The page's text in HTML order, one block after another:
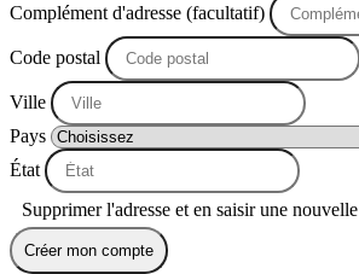
Complément d'adresse (facultatif)
Code postal
Ville
Pays
État
Supprimer l'adresse et en saisir une nouvelle
Créer mon compte